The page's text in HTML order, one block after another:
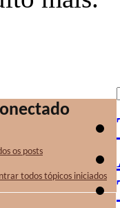
os posts
todos tópicos iniciados